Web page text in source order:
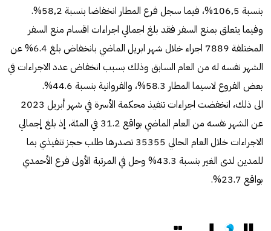
بنسبة 106٫5%، فيما سجل فرع المطار انخفاضا بنسبة 58٫2%.
وفيما يتعلق بمنع السفر فقد بلغ اجمالي اجراءات اقسام منع السفر
المختلفة 7889 اجراء خلال شهر ابريل الماضي بانخفاض بلغ 6.4% عن
الشهر نفسه له من العام السابق وذلك بسبب انخفاض عدد الاجراءات في
بعض الفروع لاسيما المطار 58.3%، والفروانية بنسبة 44.6%.
الى ذلك، انخفضت اجراءات تنفيذ محكمة الأسرة في شهر أبريل 2023
عن الشهر نفسه من العام الماضي بواقع 31.2 في المئة، إذ بلغ إجمالي
الاجراءات خلال العام الحالي 35355 تصدرها طلب حجز تنفيذي بما
للمدين لدى الغير بنسبة 43.3% وحل في المرتبة الأولى فرع الأحمدي
بواقع 23.7%.